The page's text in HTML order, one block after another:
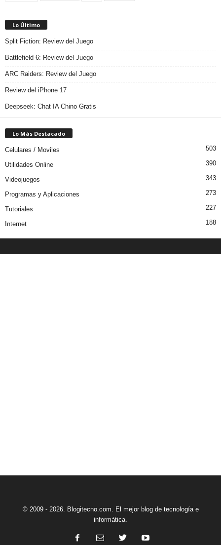
Lo Último
Split Fiction: Review del Juego
Battlefield 6: Review del Juego
ARC Raiders: Review del Juego
Review del iPhone 17
Deepseek: Chat IA Chino Gratis
Lo Más Destacado
Celulares / Moviles 503
Utilidades Online 390
Videojuegos 343
Programas y Aplicaciones 273
Tutoriales 227
Internet 188
© 2009 - 2026. Blogitecno.com. El mejor blog de tecnología e
informática.